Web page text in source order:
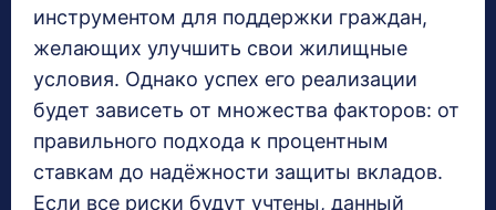
инструментом для поддержки граждан,
желающих улучшить свои жилищные
условия. Однако успех его реализации
будет зависеть от множества факторов: от
правильного подхода к процентным
ставкам до надёжности защиты вкладов.
Если все риски будут учтены, данный